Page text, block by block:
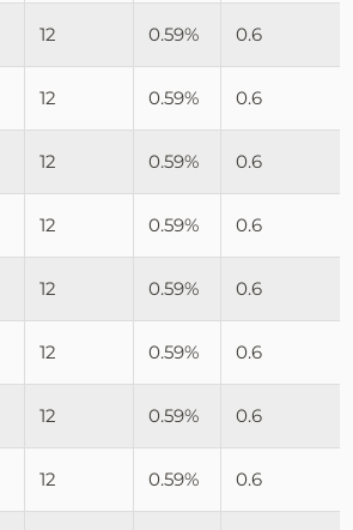
12 0.59% 0.6
12 0.59% 0.6
12 0.59% 0.6
12 0.59% 0.6
12 0.59% 0.6
12 0.59% 0.6
12 0.59% 0.6
12 0.59% 0.6